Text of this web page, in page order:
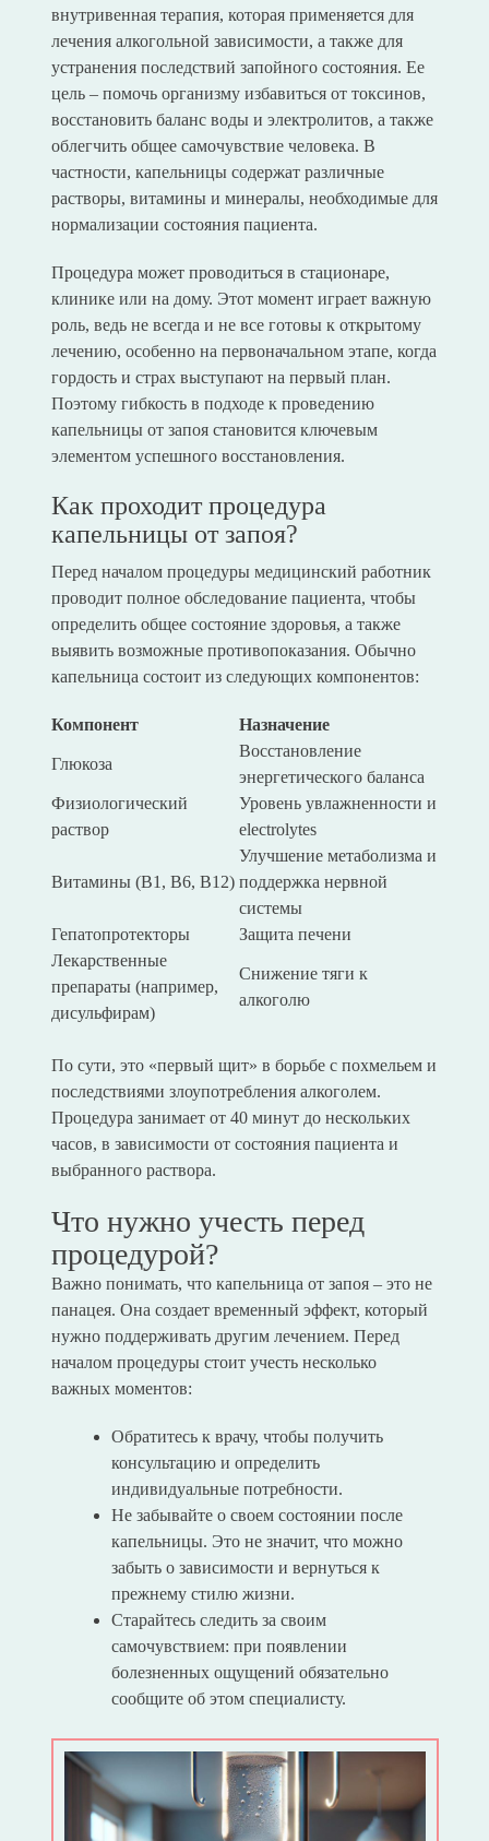
внутривенная терапия, которая применяется для
лечения алкогольной зависимости, а также для
устранения последствий запойного состояния. Ее
цель – помочь организму избавиться от токсинов,
восстановить баланс воды и электролитов, а также
облегчить общее самочувствие человека. В
частности, капельницы содержат различные
растворы, витамины и минералы, необходимые для
нормализации состояния пациента.
Процедура может проводиться в стационаре,
клинике или на дому. Этот момент играет важную
роль, ведь не всегда и не все готовы к открытому
лечению, особенно на первоначальном этапе, когда
гордость и страх выступают на первый план.
Поэтому гибкость в подходе к проведению
капельницы от запоя становится ключевым
элементом успешного восстановления.
Как проходит процедура
капельницы от запоя?
Перед началом процедуры медицинский работник
проводит полное обследование пациента, чтобы
определить общее состояние здоровья, а также
выявить возможные противопоказания. Обычно
капельница состоит из следующих компонентов:
Компонент Назначение
Глюкоза
Восстановление
энергетического баланса
Физиологический
раствор
Уровень увлажненности и
electrolytes
Витамины (В1, В6, В12)
Улучшение метаболизма и
поддержка нервной
системы
Гепатопротекторы
Защита печени
Лекарственные
препараты (например,
дисульфирам)
Снижение тяги к
алкоголю
По сути, это «первый щит» в борьбе с похмельем и
последствиями злоупотребления алкоголем.
Процедура занимает от 40 минут до нескольких
часов, в зависимости от состояния пациента и
выбранного раствора.
Что нужно учесть перед
процедурой?
Важно понимать, что капельница от запоя – это не
панацея. Она создает временный эффект, который
нужно поддерживать другим лечением. Перед
началом процедуры стоит учесть несколько
важных моментов:
Обратитесь к врачу, чтобы получить
консультацию и определить
индивидуальные потребности.
Не забывайте о своем состоянии после
капельницы. Это не значит, что можно
забыть о зависимости и вернуться к
прежнему стилю жизни.
Старайтесь следить за своим
самочувствием: при появлении
болезненных ощущений обязательно
сообщите об этом специалисту.